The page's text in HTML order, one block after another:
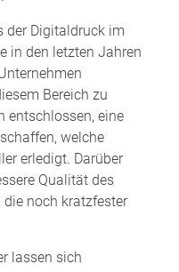
der Digitaldruck im
in den letzten Jahren
Bereich zu
entschlossen, eine
welche
erledigt. Darüber
Qualität des
die noch kratzfester
lassen sich